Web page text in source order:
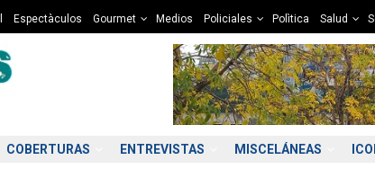
Espectàculos Gourmet Medios Policiales Polìtica Salud
COBERTURAS ENTREVISTAS MISCELÁNEAS